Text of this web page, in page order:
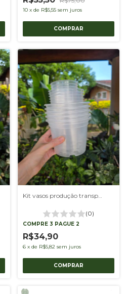
10 x de R$5,55 sem juros
Kit vasos produção transparentes 9, 11 e 15 - kit c/ 5 unidades de cada tamanho
(0)
COMPRE 3 PAGUE 2
R$34,90
6 x de R$5,82 sem juros